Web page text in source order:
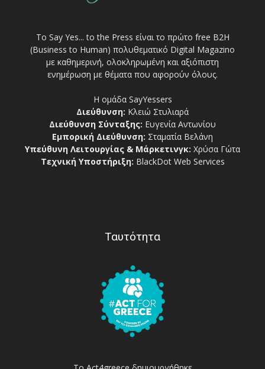
Το Say Yes... to the Press είναι το πρώτο free Β2Η
(Business to Human) πολυθεματικό Digital Magazino
με καθημερινή, ολοκληρωμένη και αξιόπιστη
ενημέρωση με θέματα που αφορούν όλους.
Η ομάδα SayYessers
Διεύθυνση: Κλειώ Στυλιαρά
Διεύθυνση Σύνταξης: Ευγενία Αντωνίου
Εμπορική Διεύθυνση: Σταματία Βελάνη
Υπεύθυνη Λειτουργίας & Μάρκετινγκ: Χρύσα Γώτα
Τεχνική Υποστήριξη: BlackDot Web Services
Ταυτότητα